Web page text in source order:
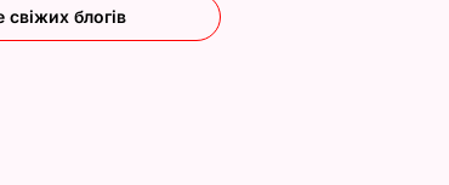
свіжих блогів